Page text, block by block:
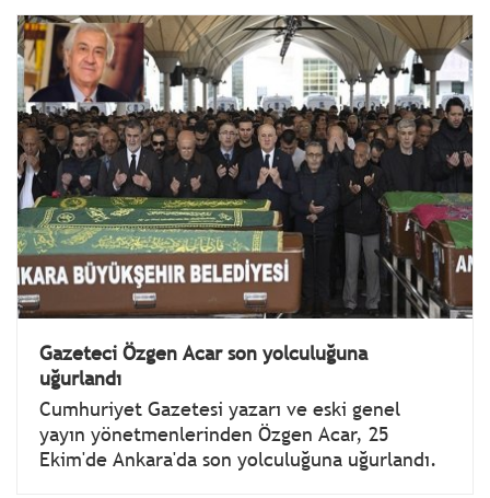
Gazeteci Özgen Acar son yolculuğuna
uğurlandı
Cumhuriyet Gazetesi yazarı ve eski genel
yayın yönetmenlerinden Özgen Acar, 25
Ekim'de Ankara'da son yolculuğuna uğurlandı.